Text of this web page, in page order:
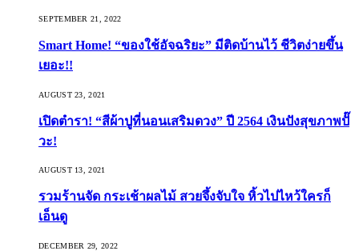
SEPTEMBER 21, 2022
Smart Home! “ของใช้อัจฉริยะ” มีติดบ้านไว้ ชีวิตง่ายขึ้น
เยอะ!!
AUGUST 23, 2021
เปิดตำรา! “สีผ้าปูที่นอนเสริมดวง” ปี 2564 เงินปังสุขภาพปั๊
วะ!
AUGUST 13, 2021
รวมร้านจัด กระเช้าผลไม้ สวยจึ้งจับใจ หิ้วไปไหว้ใครก็
เอ็นดู
DECEMBER 29, 2022